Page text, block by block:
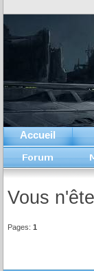
Accueil
Vous
Pages: 1